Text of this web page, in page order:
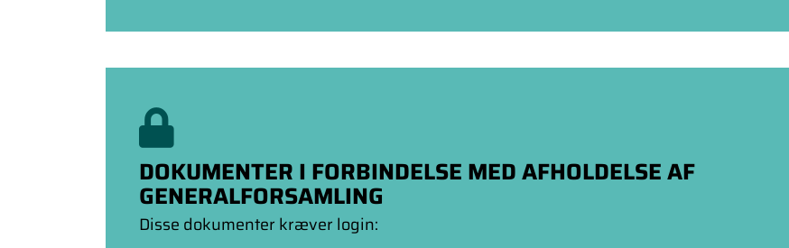
DOKUMENTER I FORBINDELSE MED AFHOLDELSE AF
GENERALFORSAMLING
Disse dokumenter kræver login: